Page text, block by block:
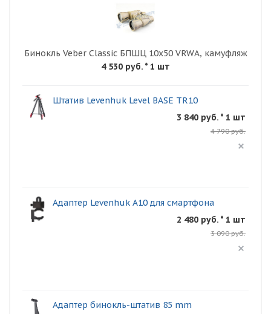
Бинокль Veber Classic БПШЦ 10х50 VRWA, камуфляж
4 530 руб. * 1 шт
Штатив Levenhuk Level BASE TR10
3 840 руб. * 1 шт
4 790 руб.
Адаптер Levenhuk A10 для смартфона
2 480 руб. * 1 шт
3 090 руб.
Адаптер бинокль-штатив 85 mm